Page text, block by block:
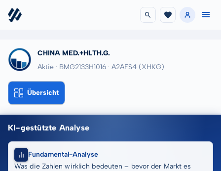
CHINA MED.+HLTH.G.
Aktie · BMG2133H1016 · A2AFS4 (XHKG)
Übersicht
KI-gestützte Analyse
Fundamental-Analyse
Was die Zahlen wirklich bedeuten – bevor der Markt es